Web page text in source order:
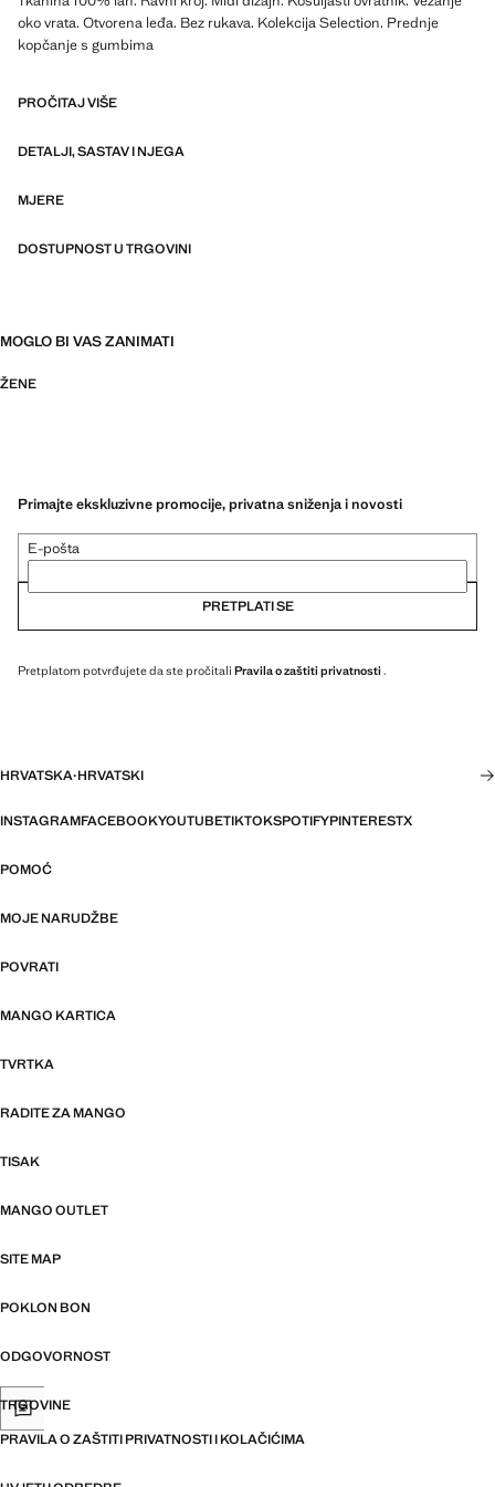
oko vrata. Otvorena leđa. Bez rukava. Kolekcija Selection. Prednje
kopčanje s gumbima
materijala za stvaranje ženstvene i suvremene garderobe
PROČITAJ VIŠE
DETALJI, SASTAV I NJEGA
MJERE
DOSTUPNOST U TRGOVINI
MOGLO BI VAS ZANIMATI
ŽENE
Primajte ekskluzivne promocije, privatna sniženja i novosti
E-pošta
PRETPLATI SE
Pretplatom potvrđujete da ste pročitali Pravila o zaštiti privatnosti .
HRVATSKA·HRVATSKI
INSTAGRAMFACEBOOKYOUTUBETIKTOKSPOTIFYPINTERESTX
POMOĆ
MOJE NARUDŽBE
POVRATI
MANGO KARTICA
TVRTKA
RADITE ZA MANGO
TISAK
MANGO OUTLET
SITE MAP
POKLON BON
ODGOVORNOST
TRGOVINE
PRAVILA O ZAŠTITI PRIVATNOSTI I KOLAČIĆIMA